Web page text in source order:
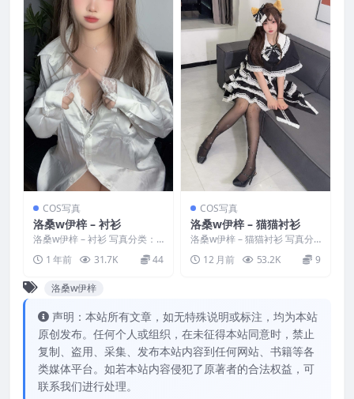
COS写真
洛桑w伊梓 – 衬衫
洛桑w伊梓 – 衬衫 写真分类：
唯美，参与模特：洛桑w伊梓
[资源大小]：[37...
1 年前 31.7K 44
COS写真
洛桑w伊梓 – 猫猫衬衫
洛桑w伊梓 – 猫猫衬衫 写真分
类：唯美，参与模特：洛桑w伊
梓 [资源大小]：[...
12 月前 53.2K 9
洛桑w伊梓
声明：本站所有文章，如无特殊说明或标注，均为本站
原创发布。任何个人或组织，在未征得本站同意时，禁止
复制、盗用、采集、发布本站内容到任何网站、书籍等各
类媒体平台。如若本站内容侵犯了原著者的合法权益，可
联系我们进行处理。